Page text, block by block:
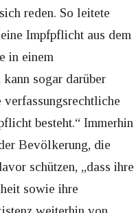
reden. So leitete
Impfpflicht aus dem
in einem
kann sogar darüber
besteht.“ Immerhin
Bevölkerung, die
schützen, „dass ihre
sowie ihre